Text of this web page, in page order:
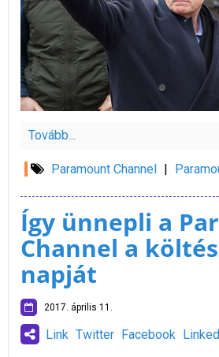
Tovább...
Paramount Channel |
Így ünnepli a
Channel a
napját
2017. április 11.
Link Twitter Facebook